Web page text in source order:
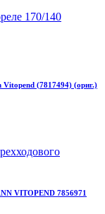
Vitopend (7817494) (ориг.)
VITOPEND 7856971